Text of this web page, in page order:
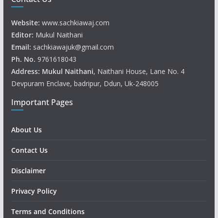
Website: www.sachkiawaj.com
Editor: Mukul Naithani
Email: sachkiawajuk@gmail.com
Ph. No. 9761618043
Address: Mukul Naithani, Naithani House, Lane No. 4
Devpuram Enclave, badripur, Ddun, Uk-248005
Important Pages
About Us
Contact Us
Disclaimer
Privacy Policy
Terms and Conditions